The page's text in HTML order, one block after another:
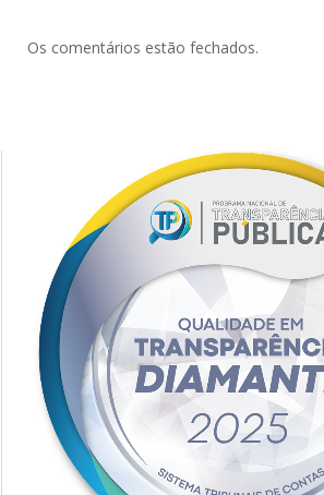
Os comentários estão fechados.